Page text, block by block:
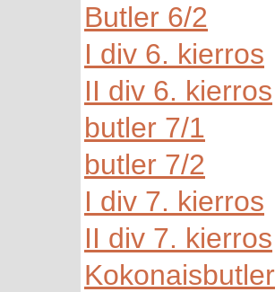
Butler 6/2
I div 6. kierros
II div 6. kierros
butler 7/1
butler 7/2
I div 7. kierros
II div 7. kierros
Kokonaisbutler